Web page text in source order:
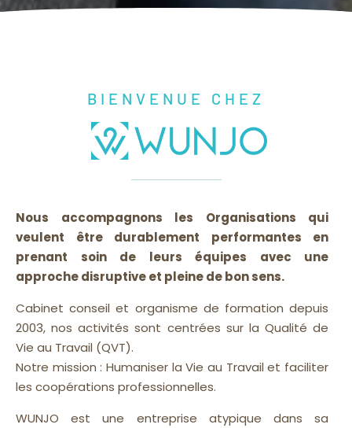
BIENVENUE CHEZ
Nous accompagnons les Organisations qui
veulent être durablement performantes en
prenant soin de leurs équipes avec une
approche disruptive et pleine de bon sens.
Cabinet conseil et organisme de formation depuis
2003, nos activités sont centrées sur la Qualité de
Vie au Travail (QVT).
Notre mission : Humaniser la Vie au Travail et faciliter
les coopérations professionnelles.
WUNJO est une entreprise atypique dans sa